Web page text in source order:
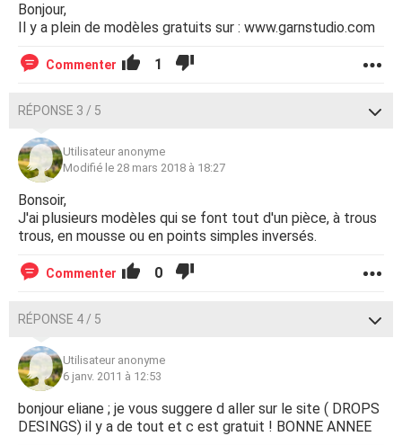
Bonjour,
Il y a plein de modèles gratuits sur : www.garnstudio.com
Commenter 1
RÉPONSE 3 / 5
Utilisateur anonyme
Modifié le 28 mars 2018 à 18:27
Bonsoir,
J'ai plusieurs modèles qui se font tout d'un pièce, à trous
trous, en mousse ou en points simples inversés.
Commenter 0
RÉPONSE 4 / 5
Utilisateur anonyme
6 janv. 2011 à 12:53
bonjour eliane ; je vous suggere d aller sur le site ( DROPS
DESINGS) il y a de tout et c est gratuit ! BONNE ANNEE